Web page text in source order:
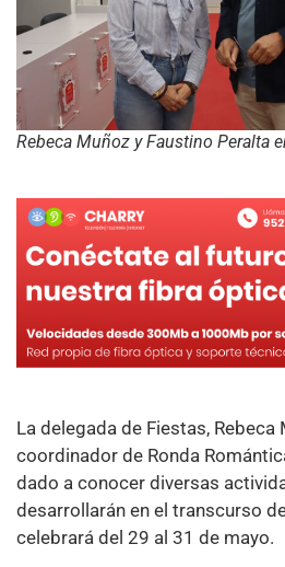
Rebeca Muñoz y Faustino Peralta
La delegada de Fiestas, Rebeca
coordinador de Ronda
dado a conocer diversas
desarrollarán en el transcurso
celebrará del 29 al 31 de mayo.